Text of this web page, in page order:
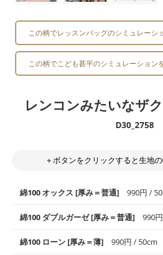
この柄でレッスンバッグのシミュレーシ
この柄でこども甚平のシミュレーション
レンコンみたいなザ
D30_2758
＋ボタンをクリックすると生地
綿100 オックス [厚み＝普通] 990円 /
使いやすさNo.1！しなやかさと適度な
高さがオックス生地の特徴です。当サイ
綿100 ダブルガーゼ [厚み＝普通] 990
綿100 ローン [厚み＝薄] 990円 / 50cm